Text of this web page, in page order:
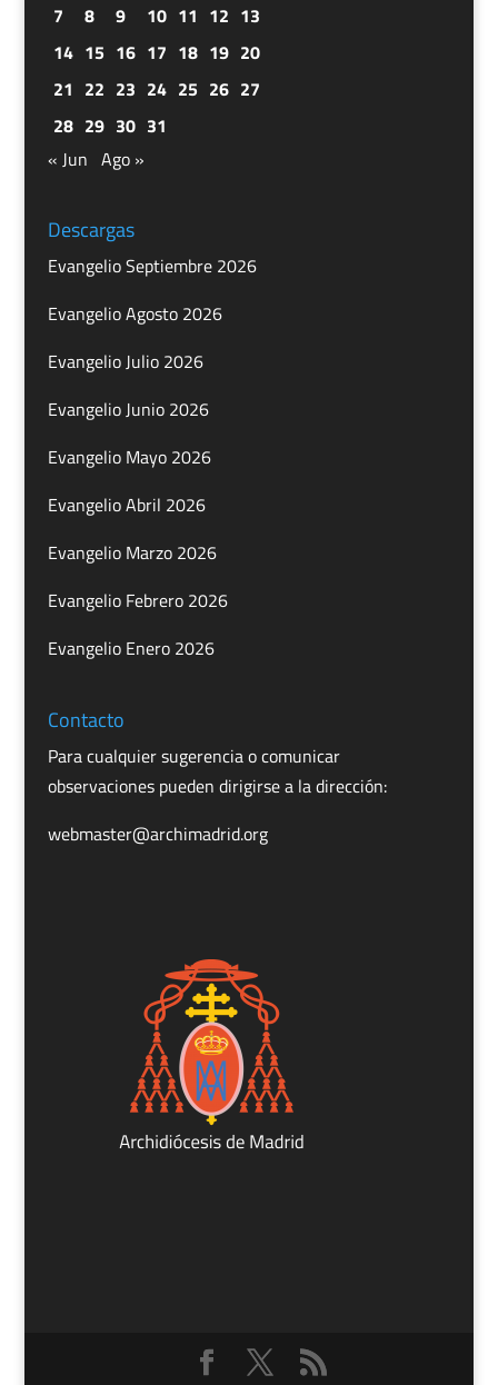
7
8 9 10 11 12 13
14 15 16 17 18 19 20
21 22 23 24 25 26 27
28 29 30 31
« Jun Ago »
Descargas
Evangelio Septiembre 2026
Evangelio Agosto 2026
Evangelio Julio 2026
Evangelio Junio 2026
Evangelio Mayo 2026
Evangelio Abril 2026
Evangelio Marzo 2026
Evangelio Febrero 2026
Evangelio Enero 2026
Contacto
Para cualquier sugerencia o comunicar
observaciones pueden dirigirse a la dirección:
webmaster@archimadrid.org